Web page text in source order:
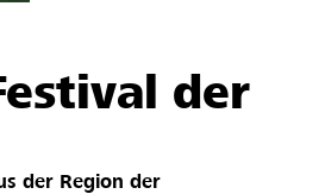
der
der Region der